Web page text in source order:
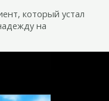
который устал
на